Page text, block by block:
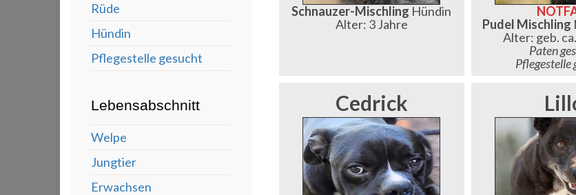
Rüde
Hündin
Pflegestelle gesucht
Lebensabschnitt
Welpe
Jungtier
Erwachsen
Schnauzer-Mischling Hündin
Alter: 3 Jahre
Pudel Mischling
Alter: geb.
Paten
Pflegestelle
Cedrick